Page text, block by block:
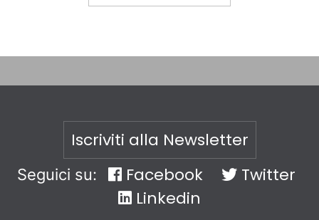
Iscriviti alla Newsletter
Seguici su: Facebook
Twitter
Linkedin